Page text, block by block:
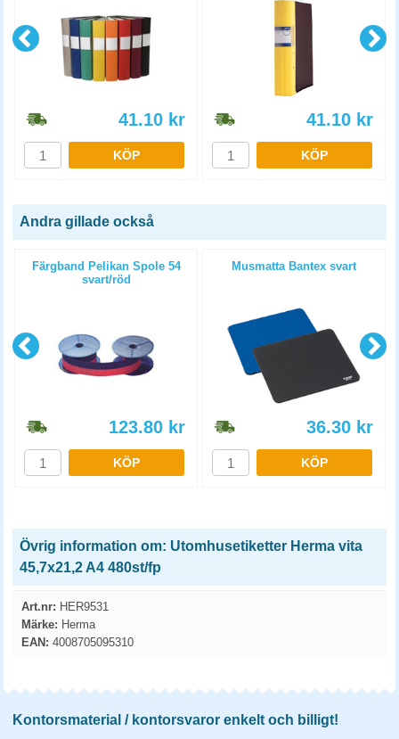
41.10 kr
KÖP
41.10 kr
KÖP
Andra gillade också
Färgband Pelikan Spole 54
svart/röd
123.80 kr
KÖP
Musmatta Bantex svart
36.30 kr
KÖP
Övrig information om: Utomhusetiketter Herma vita
45,7x21,2 A4 480st/fp
Art.nr: HER9531
Märke: Herma
EAN: 4008705095310
Kontorsmaterial / kontorsvaror enkelt och billigt!